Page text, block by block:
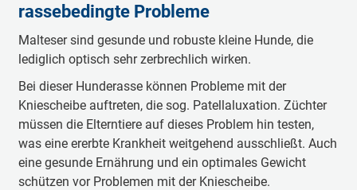
rassebedingte Probleme
Malteser sind gesunde und robuste kleine Hunde, die
lediglich optisch sehr zerbrechlich wirken.
Bei dieser Hunderasse können Probleme mit der
Kniescheibe auftreten, die sog. Patellaluxation. Züchter
müssen die Elterntiere auf dieses Problem hin testen,
was eine ererbte Krankheit weitgehend ausschließt. Auch
eine gesunde Ernährung und ein optimales Gewicht
schützen vor Problemen mit der Kniescheibe.